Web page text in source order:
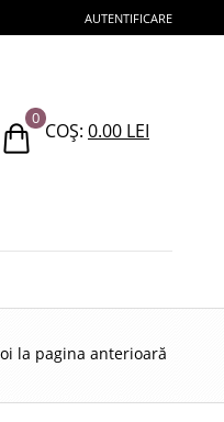
AUTENTIFICARE
0
COȘ: 0.00 LEI
la pagina anterioară